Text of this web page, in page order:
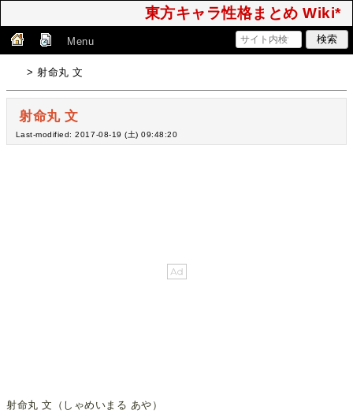
東方キャラ性格まとめ Wiki*
Menu
> 射命丸 文
射命丸 文
Last-modified: 2017-08-19 (土) 09:48:20
射命丸 文（しゃめいまる あや）